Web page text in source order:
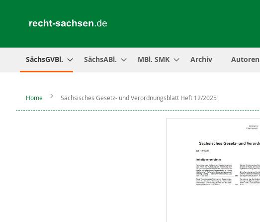
SächsGVBl. SächsABl. MBl. SMK Archiv Autoren
Home Sächsisches Gesetz- und Verordnungsblatt Heft 12/2025
Bildergalerie
springen